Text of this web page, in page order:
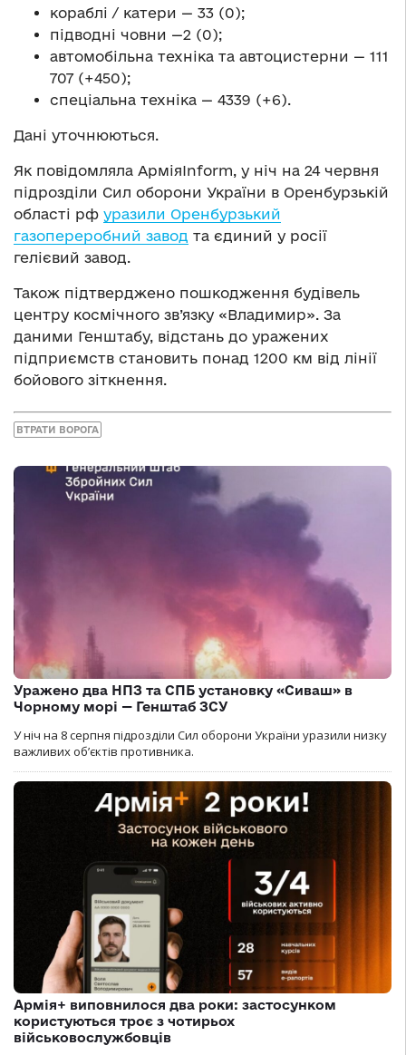
кораблі / катери — 33 (0);
підводні човни —2 (0);
автомобільна техніка та автоцистерни — 111
707 (+450);
спеціальна техніка — 4339 (+6).
Дані уточнюються.
Як повідомляла АрміяInform, у ніч на 24 червня
підрозділи Сил оборони України в Оренбурзькій
області рф уразили Оренбурзький
газопереробний завод та єдиний у росії
гелієвий завод.
Також підтверджено пошкодження будівель
центру космічного зв’язку «Владимир». За
даними Генштабу, відстань до уражених
підприємств становить понад 1200 км від лінії
бойового зіткнення.
ВТРАТИ ВОРОГА
Уражено два НПЗ та СПБ установку «Сиваш» в
Чорному морі — Генштаб ЗСУ
У ніч на 8 серпня підрозділи Сил оборони України уразили низку
важливих об’єктів противника.
Армія+ виповнилося два роки: застосунком
користуються троє з чотирьох
військовослужбовців